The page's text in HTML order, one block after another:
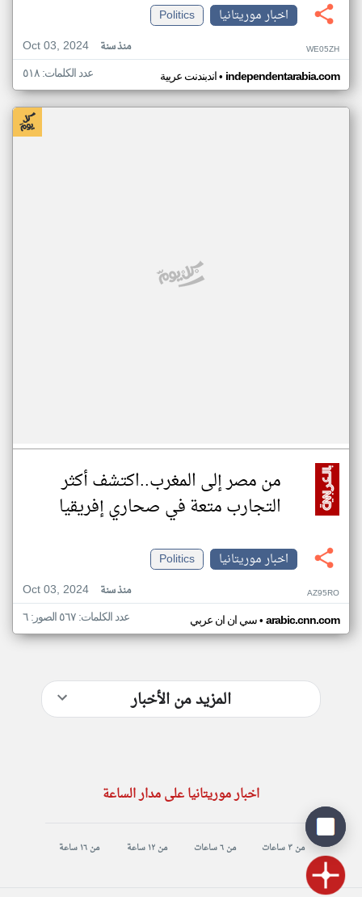
اخبار موريتانيا
Politics
Oct 03, 2024
منذ سنة WE05ZH
اندبندنت عربية• independentarabia.com عدد الكلمات: ٥١٨
من مصر إلى المغرب..اكتشف أكثر
التجارب متعة في صحاري إفريقيا
اخبار موريتانيا
Politics
Oct 03, 2024
منذ سنة AZ95RO
سي ان ان عربي• arabic.cnn.com عدد الكلمات: ٥٦٧ الصور: ٦
المزيد من الأخبار
اخبار موريتانيا على مدار الساعة
من ٣ ساعات من ٦ ساعات من ١٢ ساعة من ١٦ ساعة